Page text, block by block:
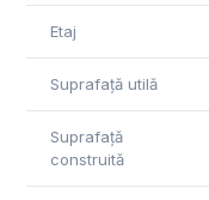
Etaj
Suprafață utilă
Suprafață
construită